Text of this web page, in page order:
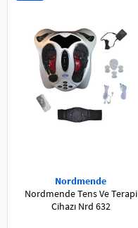
Nordmende
Nordmende Tens Ve Terapi
Cihazı Nrd 632